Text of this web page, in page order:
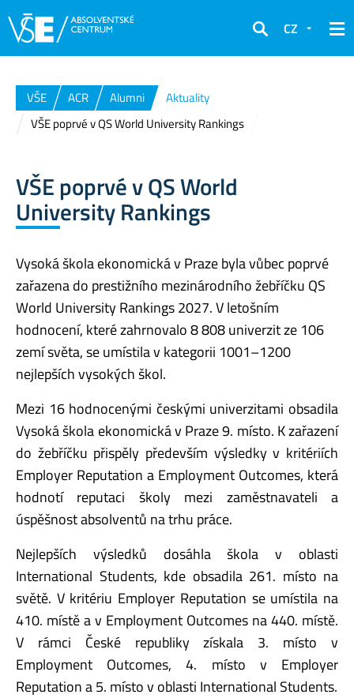
Hledat
CZ
VŠE ACR Alumni
Aktuality
VŠE poprvé v QS World University Rankings
VŠE poprvé v QS World
University Rankings
Vysoká škola ekonomická v Praze byla vůbec poprvé
zařazena do prestižního mezinárodního žebříčku QS
World University Rankings 2027. V letošním
hodnocení, které zahrnovalo 8 808 univerzit ze 106
zemí světa, se umístila v kategorii 1001–1200
nejlepších vysokých škol.
Mezi 16 hodnocenými českými univerzitami obsadila
Vysoká škola ekonomická v Praze 9. místo. K zařazení
do žebříčku přispěly především výsledky v kritériích
Employer Reputation a Employment Outcomes, která
hodnotí reputaci školy mezi zaměstnavateli a
úspěšnost absolventů na trhu práce.
Nejlepších výsledků dosáhla škola v oblasti
International Students, kde obsadila 261. místo na
světě. V kritériu Employer Reputation se umístila na
410. místě a v Employment Outcomes na 440. místě.
V rámci České republiky získala 3. místo v
Employment Outcomes, 4. místo v Employer
Reputation a 5. místo v oblasti International Students.